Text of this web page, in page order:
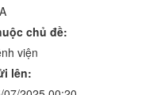
chủ đề:
viện
lên: